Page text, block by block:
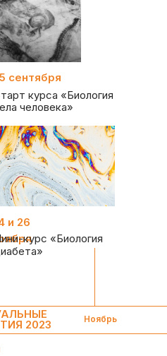
сентября
курса «Биология
человека»
2023 Ноябрь
и 26
курс «Биология